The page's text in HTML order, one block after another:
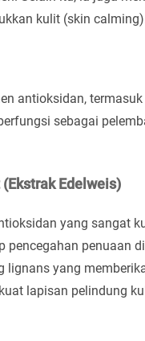
kulit (skin
antioksidan,
sebagai
Edelweis)
yang sangat
penuaan
yang
lapisan pelindung